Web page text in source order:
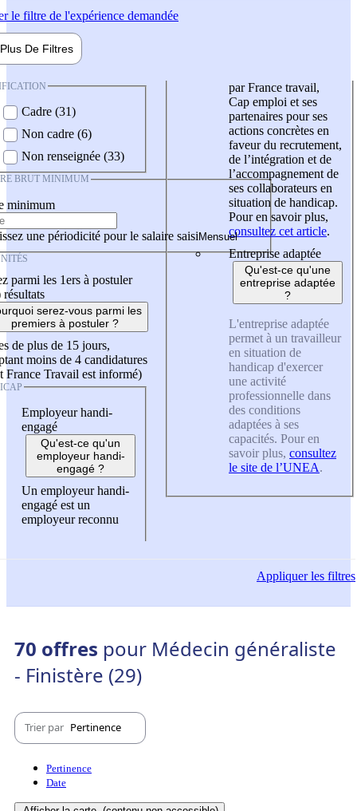
le filtre de l'expérience demandée
Plus De Filtres
Cadre (31)
Non cadre (6)
Non renseignée (33)
BRUT MINIMUM
minimum
une périodicité pour le salaire saisi
parmi les 1ers à postuler
résultats
serez-vous parmi les
premiers à postuler ?
de plus de 15 jours,
moins de 4 candidatures
France Travail est informé)
Employeur handi-
engagé
Qu'est-ce qu'un
employeur handi-
engagé ?
Un employeur handi-
engagé est un
employeur reconnu
par France travail,
Cap emploi et ses
partenaires pour ses
actions concrètes en
faveur du recrutement,
de l’intégration et de
l’accompagnement de
ses collaborateurs en
situation de handicap.
Pour en savoir plus,
consultez cet article.
Entreprise adaptée
Qu'est-ce qu'une
entreprise adaptée
?
L'entreprise adaptée
permet à un travailleur
en situation de
handicap d'exercer
une activité
professionnelle dans
des conditions
adaptées à ses
capacités. Pour en
savoir plus, consultez
le site de l’UNEA.
Appliquerles filtres
70 offres pour Médecin généraliste
- Finistère (29)
Trier par Pertinence
Pertinence
Date